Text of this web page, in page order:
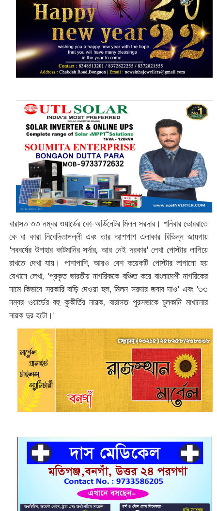
বারাসত ৩৩ নম্বর ওয়ার্ডের কো-অর্ডিনেটর মিলন সরদার। শনিবার ভোররাতে
কে বা কারা নিবেদিতাপল্লী এবং তার আশপাশ এলাকার বিভিন্ন জায়গায়
'নববর্ষের উপহার কাটমানির সর্দার, আর নেই দরকার' লেখা পোস্টার লাগিয়ে
রাখতে দেখা যায়। পাশাপাশি, আরও বেশ কয়েকটি পোস্টার লাগানো হয়
যেখানে লেখা, 'প্রকৃত ভারতীয় নাগরিককে বঞ্চিত করে বাংলাদেশী নাগরিকের
নামে কিভাবে সরকারি বাড়ি দেওয়া হল, মিলন সরদার জবাব দাও' এবং '৩৩
নম্বর ওয়ার্ডের বহু কুকীর্তির নায়ক, বারাসত পুরসভাকে চুলকানি মাখানোর
নায়ক দুর হটো।'